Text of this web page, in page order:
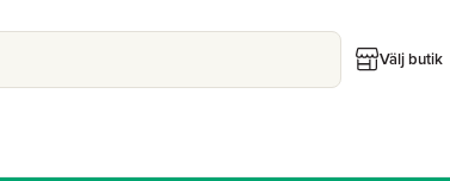
Välj butik